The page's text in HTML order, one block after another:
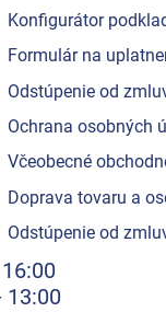
Konfigurátor
Formulár na
Odstúpenie od
Ochrana osobných
Včeobecné
Doprava tovaru a
Odstúpenie od
13:00